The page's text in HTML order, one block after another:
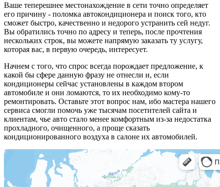
Ваше теперешнее местонахождение в сети точно определяет
его причину - поломка автокондиционера и поиск того, кто
сможет быстро, качественно и недорого устранить сей недуг.
Вы обратились точно по адресу и теперь, после прочтения
нескольких строк, вы можете напрямую заказать ту услугу,
которая вас, в первую очередь, интересует.
Начнем с того, что спрос всегда порождает предложение, к
какой бы сфере данную фразу не отнесли и, если
кондиционеры сейчас установлены в каждом втором
автомобиле и они ломаются, то их необходимо кому-то
ремонтировать. Оставьте этот вопрос нам, ибо мастера нашего
сервиса смогли помочь уже тысячам посетителей сайта и
клиентам, чье авто стало менее комфортным из-за недостатка
прохладного, очищенного, а проще сказать
кондиционированного воздуха в салоне их автомобилей.